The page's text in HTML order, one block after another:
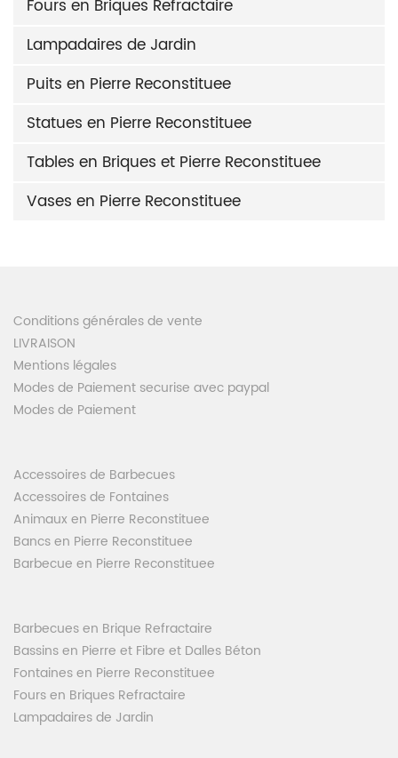
Fours en Briques Refractaire
Lampadaires de Jardin
Puits en Pierre Reconstituee
Statues en Pierre Reconstituee
Tables en Briques et Pierre Reconstituee
Vases en Pierre Reconstituee
Conditions générales de vente
LIVRAISON
Mentions légales
Modes de Paiement securise avec paypal
Modes de Paiement
Accessoires de Barbecues
Accessoires de Fontaines
Animaux en Pierre Reconstituee
Bancs en Pierre Reconstituee
Barbecue en Pierre Reconstituee
Barbecues en Brique Refractaire
Bassins en Pierre et Fibre et Dalles Béton
Fontaines en Pierre Reconstituee
Fours en Briques Refractaire
Lampadaires de Jardin